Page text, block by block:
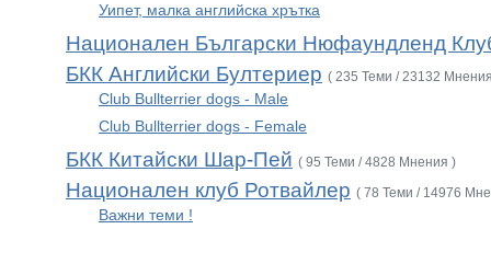
Уипет, малка английска хрътка
Национален Български Нюфаундленд
БКК Английски Бултериер ( 235 Теми / 23132
Club Bullterrier dogs - Male
Club Bullterrier dogs - Female
БКК Китайски Шар-Пей ( 95 Теми / 4828 Мнения )
Национален клуб Ротвайлер ( 78 Теми / 14976
Важни теми !